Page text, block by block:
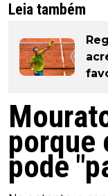
Leia também
porque
pode